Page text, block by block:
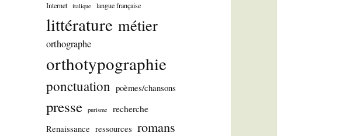
Internet italique langue française
littérature métier
orthographe
orthotypographie
ponctuation poèmes/chansons
presse purisme
recherche
Renaissance ressources romans